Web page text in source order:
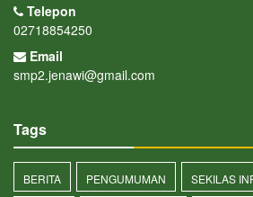
Telepon
02718854250
Email
smp2.jenawi@gmail.com
Tags
BERITA PENGUMUMAN SEKILAS